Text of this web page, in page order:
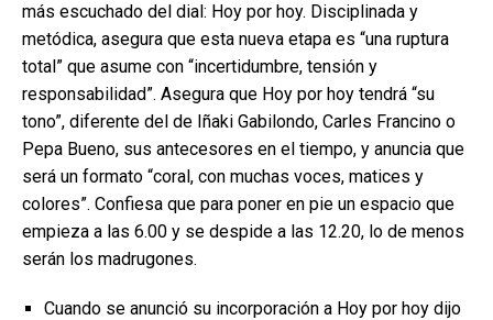
más escuchado del dial: Hoy por hoy. Disciplinada y
metódica, asegura que esta nueva etapa es “una ruptura
total” que asume con “incertidumbre, tensión y
responsabilidad”. Asegura que Hoy por hoy tendrá “su
tono”, diferente del de Iñaki Gabilondo, Carles Francino o
Pepa Bueno, sus antecesores en el tiempo, y anuncia que
será un formato “coral, con muchas voces, matices y
colores”. Confiesa que para poner en pie un espacio que
empieza a las 6.00 y se despide a las 12.20, lo de menos
serán los madrugones.
Cuando se anunció su incorporación a Hoy por hoy dijo